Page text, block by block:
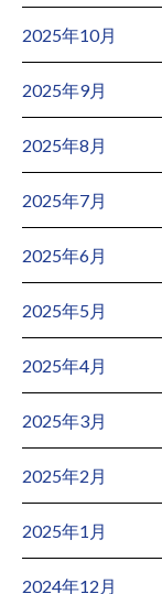
2025年10月
2025年9月
2025年8月
2025年7月
2025年6月
2025年5月
2025年4月
2025年3月
2025年2月
2025年1月
2024年12月